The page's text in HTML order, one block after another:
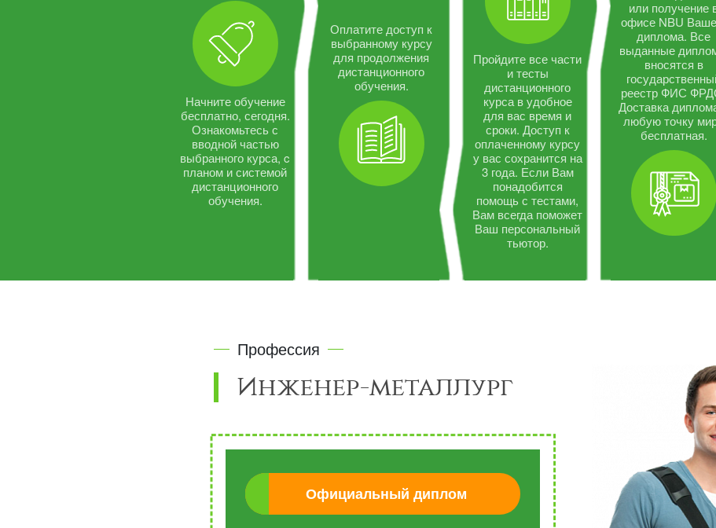
Начните обучение
бесплатно, сегодня.
Ознакомьтесь с
вводной частью
выбранного курса, c
планом и системой
дистанционного
обучения.
Оплатите доступ к
выбранному курсу
для продолжения
дистанционного
обучения.
Пройдите все части
и тесты
дистанционного
курса в удобное
для вас время и
сроки. Доступ к
оплаченному курсу
у вас сохранится на
3 года. Если Вам
понадобится
помощь с тестами,
Вам всегда поможет
Ваш персональный
тьютор.
или получение
офисе NBU
диплома. Все
выданные
вносятся в
реестр ФИС
Доставка
любую точку
бесплатная.
Профессия
Инженер-металлург
Официальный диплом